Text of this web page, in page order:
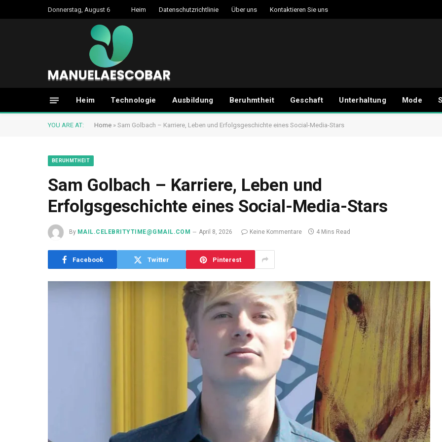
Donnerstag, August 6 Heim Datenschutzrichtlinie Über uns Kontaktieren Sie uns
Heim Technologie Ausbildung Beruhmtheit Geschaft Unterhaltung Mode
YOU ARE AT: Home » Sam Golbach – Karriere, Leben und Erfolgsgeschichte eines Social-Media-Stars
BERUHMTHEIT
Sam Golbach – Karriere, Leben und
Erfolgsgeschichte eines Social-Media-Stars
By MAIL.CELEBRITYTIME@GMAIL.COM April 8, 2026 Keine Kommentare 4 Mins Read
Facebook Twitter Pinterest